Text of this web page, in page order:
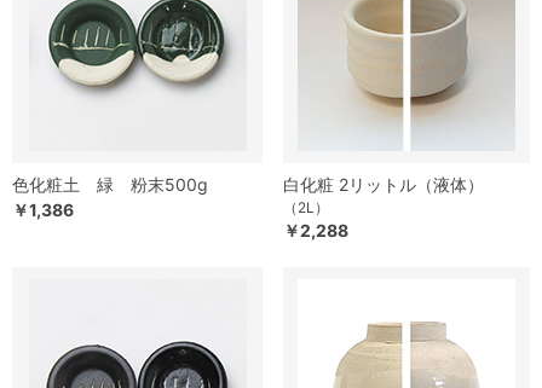
色化粧土 緑 粉末500g
￥1,386
白化粧 2リットル（液体）
（2L）
￥2,288